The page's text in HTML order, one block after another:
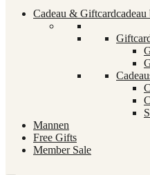
Cadeau & Giftcard
Mannen
Free Gifts
Member Sale